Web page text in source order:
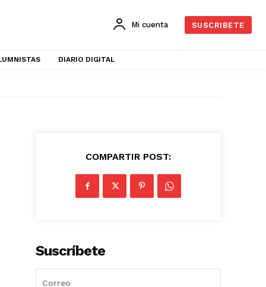
Mi cuenta SUSCRIBETE
DIARIO DIGITAL
COMPARTIR POST:
Suscríbete